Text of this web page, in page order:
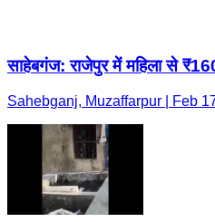
साहेबगंज: राजेपुर में महिला से
Sahebganj, Muzaffarpur | Feb